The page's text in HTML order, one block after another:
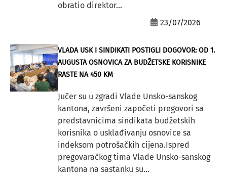
obratio direktor...
23/07/2026
VLADA USK I SINDIKATI POSTIGLI DOGOVOR: OD 1.
AUGUSTA OSNOVICA ZA BUDŽETSKE KORISNIKE
RASTE NA 450 KM
Jučer su u zgradi Vlade Unsko-sanskog
kantona, završeni započeti pregovori sa
predstavnicima sindikata budžetskih
korisnika o usklađivanju osnovice sa
indeksom potrošačkih cijena.Ispred
pregovaračkog tima Vlade Unsko-sanskog
kantona na sastanku su...